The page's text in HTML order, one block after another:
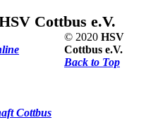
Cottbus e.V.
© 2020 HSV
Cottbus e.V.
Back to Top